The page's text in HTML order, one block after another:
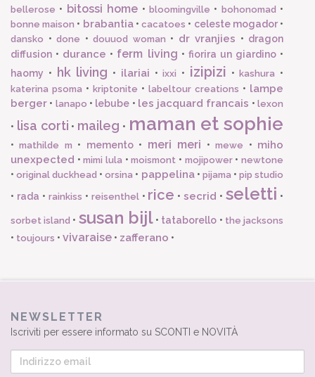
bellerose • bitossi home • bloomingville • bohonomad •
bonne maison • brabantia•cacatoes • celeste mogador•
dansko • done • douuod woman • dr vranjies • dragon
diffusion • durance • ferm living • fiorira un giardino•
haomy • hk living • ilariai •ixxi • izipizi •kashura •
katerina psoma • kriptonite • labeltour creations • lampe
berger • lanapo • lebube • les jacquard francais •lexon
• lisa corti • maileg • maman et sophie
•mathilde m • memento• meri meri •mewe • miho
unexpected •mimi lula •moismont • mojipower•newtone
•original duckhead •orsina • pappelina• pijama • pip studio
• rada • rainkiss • reisenthel• rice •secrid •seletti •
sorbet island • susan bijl• tataborello • the jacksons
• toujours • vivaraise • zafferano •
NEWSLETTER
Iscriviti per essere informato su SCONTI e NOVITÀ